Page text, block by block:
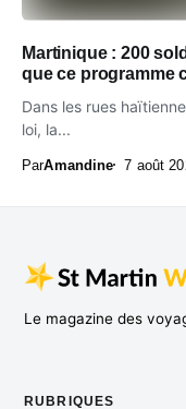
Martinique : 200
que ce programme
Dans les rues
loi, la...
ParAmandine 7 août
Le magazine des
RUBRIQUES